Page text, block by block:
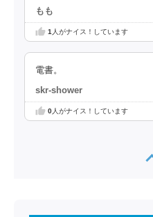
もも
1 人がナイス！しています
電書。
skr-shower
0人がナイス！しています